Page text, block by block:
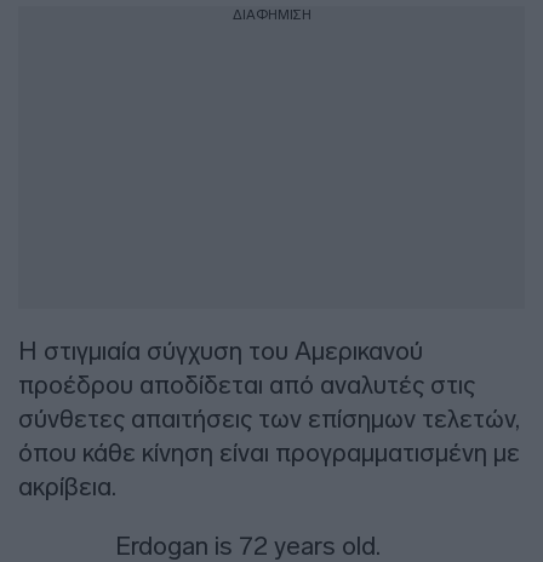
ΔΙΑΦΗΜΙΣΗ
Η στιγμιαία σύγχυση του Αμερικανού
προέδρου αποδίδεται από αναλυτές στις
σύνθετες απαιτήσεις των επίσημων τελετών,
όπου κάθε κίνηση είναι προγραμματισμένη με
ακρίβεια.
Erdogan is 72 years old.